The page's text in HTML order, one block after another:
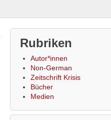
Rubriken
Autor*innen
Non-German
Zeitschrift Krisis
Bücher
Medien